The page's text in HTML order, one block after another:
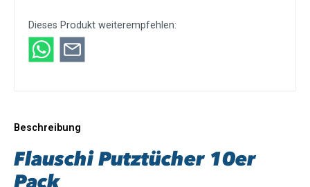
Dieses Produkt weiterempfehlen:
Beschreibung
Flauschi Putztücher 10er
Pack